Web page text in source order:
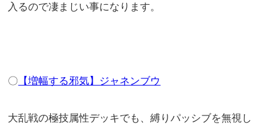
入るので凄まじい事になります。
〇 【増幅する邪気】ジャネンブウ
大乱戦の極技属性デッキでも、縛りパッシブを無視し